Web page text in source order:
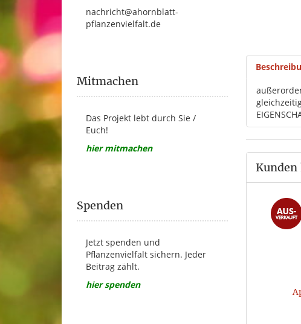
Kunden
nachricht@ahornblatt-
pflanzenvielfalt.de
Mitmachen
Das Projekt lebt durch Sie /
Euch!
hier mitmachen
Spenden
Jetzt spenden und
Pflanzenvielfalt sichern. Jeder
Beitrag zählt.
hier spenden